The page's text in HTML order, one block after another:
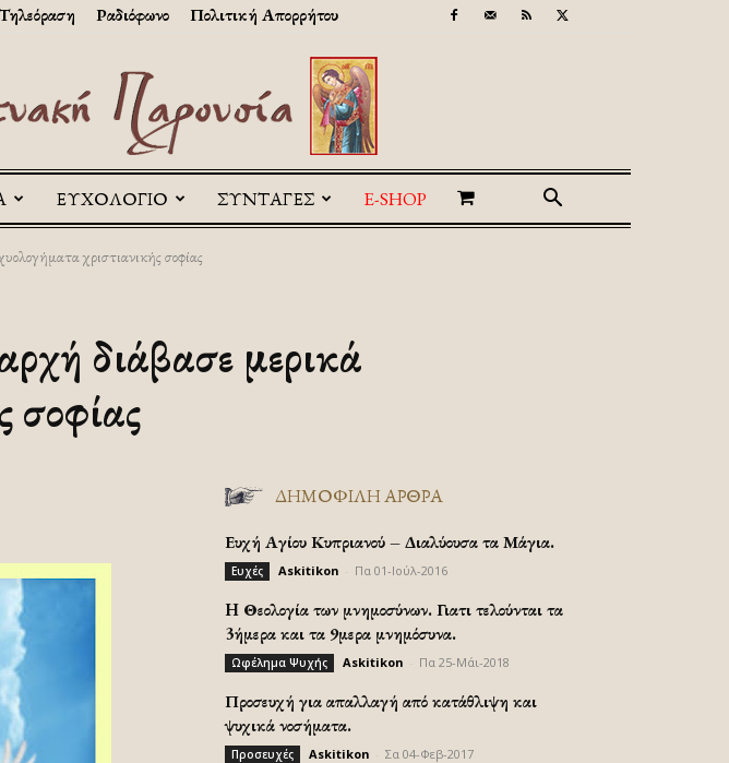
Τηλεόραση Ραδιόφωνο Πολιτική Απορρήτου
ΕΥΧΟΛΟΓΙΟ ΣΥΝΤΑΓΕΣ E-SHOP
χριστιανικής σοφίας
διάβασε μερικά
σοφίας
ΔΗΜΟΦΙΛΗ ΑΡΘΡΑ
Ευχή Αγίου Κυπριανού – Διαλύουσα τα Μάγια.
Ευχές Askitikon Πα 01-Ιούλ-2016
H Θεολογία των μνημοσύνων. Γιατι τελούνται τα
3ήμερα και τα 9μερα μνημόσυνα.
Ωφέλημα Ψυχής Askitikon Πα 25-Μάι-2018
Προσευχή για απαλλαγή από κατάθλιψη και
ψυχικά νοσήματα.
Προσευχές Askitikon Σα 04-Φεβ-2017